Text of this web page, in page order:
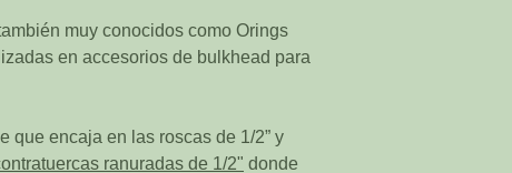
muy conocidos como Orings
en accesorios de bulkhead para
que encaja en las roscas de 1/2” y
ranuradas de 1/2" donde